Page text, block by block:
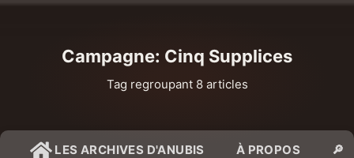
LES ARCHIVES D'ANUBIS À PROPOS 🔎
Campagne: Cinq Supplices
Tag regroupant 8 articles